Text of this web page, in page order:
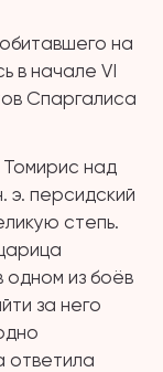
на
в начале VI
Спаргалиса
над
э. персидский
степь.
одном из боёв
за него
ответила